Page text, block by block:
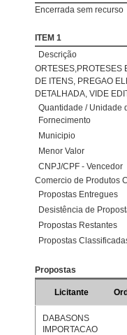
Encerrada sem recurso
ITEM 1
Descrição
ORTESES,PROTESES
DE ITENS, PREGAO
DETALHADA, VIDE
Quantidade / Unidade
Fornecimento
Municipio
Menor Valor
CNPJ/CPF - Vencedor
Comercio de Produtos
Propostas Entregues
Desistência de
Propostas Restantes
Propostas
Propostas
Licitante
DABASONS
IMPORTACAO